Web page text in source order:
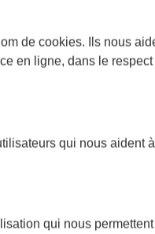
de cookies. Ils nous
en ligne, dans le
qui nous aident
qui nous